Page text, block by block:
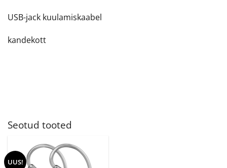
USB-jack kuulamiskaabel
kandekott
Seotud tooted
UUS!